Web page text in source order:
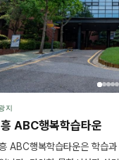
지
ABC행복학습타운
ABC행복학습타운은 학습